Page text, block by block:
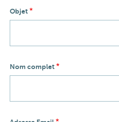
Objet
Nom complet